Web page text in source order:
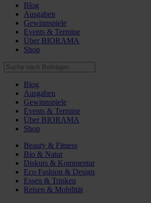
Blog
Ausgaben
Gewinnspiele
Events & Termine
Über BIORAMA
Shop
Blog
Ausgaben
Gewinnspiele
Events & Termine
Über BIORAMA
Shop
Beauty & Fitness
Bio & Natur
Diskurs & Kommentar
Eco Fashion & Design
Essen & Trinken
Reisen & Mobilität